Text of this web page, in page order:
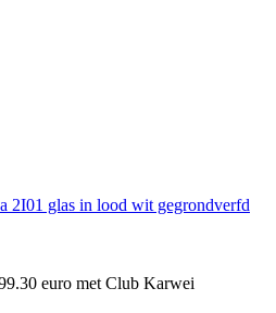
2I01 glas in lood wit gegrondverfd
euro met Club Karwei